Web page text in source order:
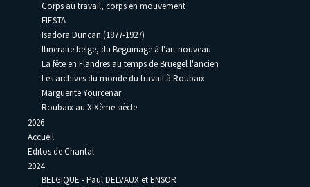
Corps au travail, corps en mouvement
FIESTA
Isadora Duncan (1877-1927)
Itineraire belge, du Beguinage à l'art nouveau
La fête en Flandres au temps de Bruegel l'ancien
Les archives du monde du travail à Roubaix
Marguerite Yourcenar
Roubaix au XIXème siècle
2026
Accueil
Editos de Chantal
2024
BELGIQUE - Paul DELVAUX et ENSOR